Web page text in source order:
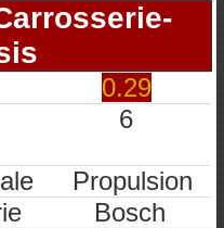
0.29
6
Propulsion
Bosch